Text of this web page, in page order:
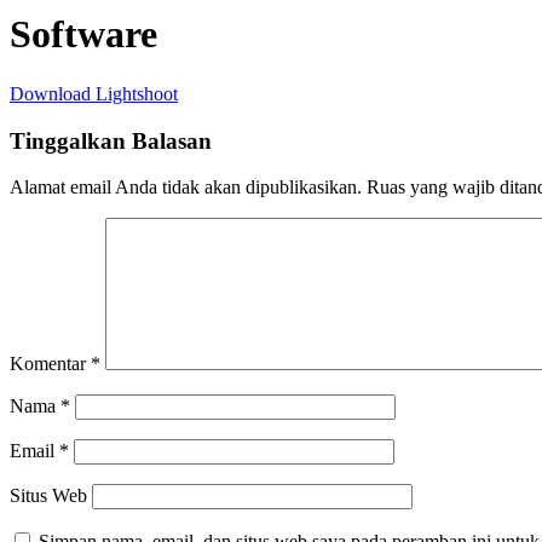
Software
Download Lightshoot
Tinggalkan Balasan
Alamat email Anda tidak akan dipublikasikan. Ruas yang wajib
Komentar *
Nama *
Email *
Situs Web